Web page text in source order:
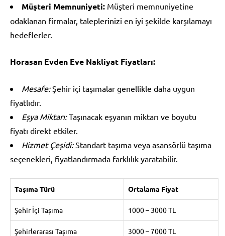
Müşteri Memnuniyeti: Müşteri memnuniyetine
odaklanan firmalar, taleplerinizi en iyi şekilde karşılamayı
hedeflerler.
Horasan Evden Eve Nakliyat Fiyatları:
Mesafe:Şehir içi taşımalar genellikle daha uygun
fiyatlıdır.
Eşya Miktarı:Taşınacak eşyanın miktarı ve boyutu
fiyatı direkt etkiler.
Hizmet Çeşidi:Standart taşıma veya asansörlü taşıma
seçenekleri, fiyatlandırmada farklılık yaratabilir.
Taşıma Türü Ortalama Fiyat
Şehir İçi Taşıma 1000 – 3000 TL
Şehirlerarası Taşıma 3000 – 7000 TL